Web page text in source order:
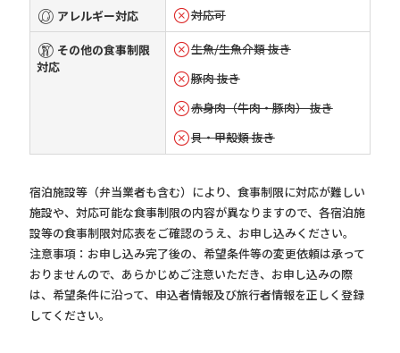
アレルギー対応 対応可
その他の食事制限
対応
生魚/生魚介類 抜き
豚肉 抜き
赤身肉（牛肉・豚肉） 抜き
貝・甲殻類 抜き
宿泊施設等（弁当業者も含む）により、食事制限に対応が難しい
施設や、対応可能な食事制限の内容が異なりますので、各宿泊施
設等の食事制限対応表をご確認のうえ、お申し込みください。
注意事項：お申し込み完了後の、希望条件等の変更依頼は承って
おりませんので、あらかじめご注意いただき、お申し込みの際
は、希望条件に沿って、申込者情報及び旅行者情報を正しく登録
してください。